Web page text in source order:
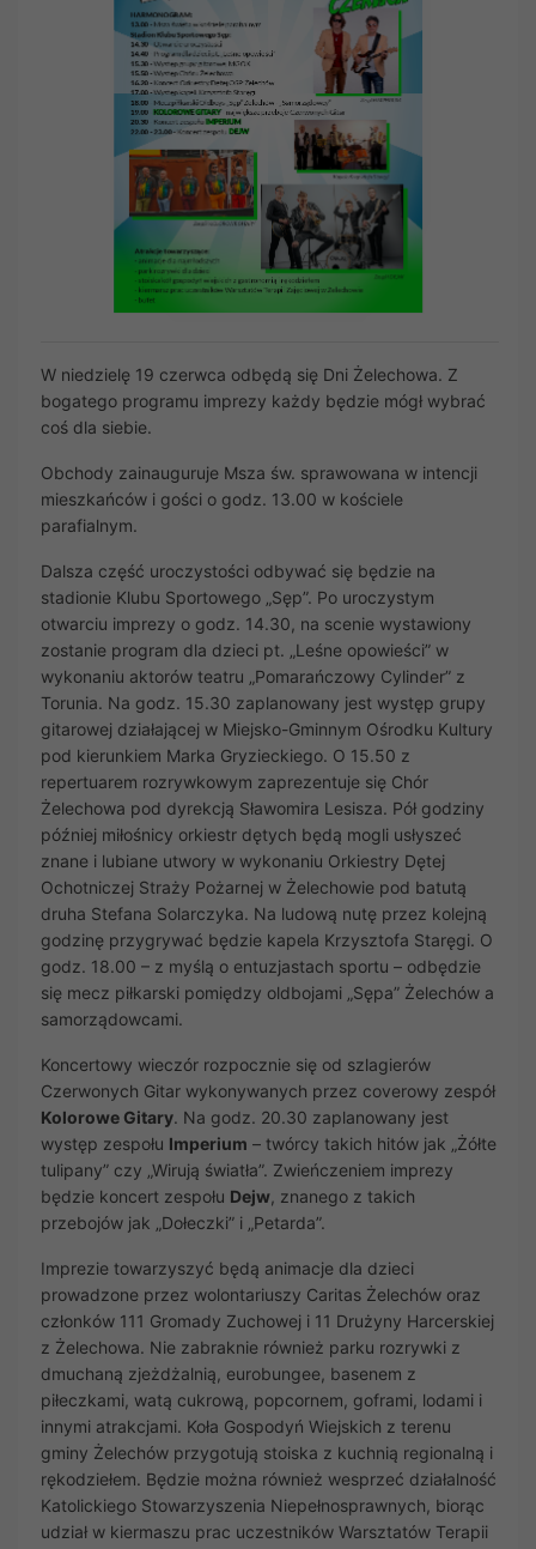
W niedzielę 19 czerwca odbędą się Dni Żelechowa. Z
bogatego programu imprezy każdy będzie mógł wybrać
coś dla siebie.
Obchody zainauguruje Msza św. sprawowana w intencji
mieszkańców i gości o godz. 13.00 w kościele
parafialnym.
Dalsza część uroczystości odbywać się będzie na
stadionie Klubu Sportowego „Sęp”. Po uroczystym
otwarciu imprezy o godz. 14.30, na scenie wystawiony
zostanie program dla dzieci pt. „Leśne opowieści” w
wykonaniu aktorów teatru „Pomarańczowy Cylinder” z
Torunia. Na godz. 15.30 zaplanowany jest występ grupy
gitarowej działającej w Miejsko-Gminnym Ośrodku Kultury
pod kierunkiem Marka Gryzieckiego. O 15.50 z
repertuarem rozrywkowym zaprezentuje się Chór
Żelechowa pod dyrekcją Sławomira Lesisza. Pół godziny
później miłośnicy orkiestr dętych będą mogli usłyszeć
znane i lubiane utwory w wykonaniu Orkiestry Dętej
Ochotniczej Straży Pożarnej w Żelechowie pod batutą
druha Stefana Solarczyka. Na ludową nutę przez kolejną
godzinę przygrywać będzie kapela Krzysztofa Staręgi. O
godz. 18.00 – z myślą o entuzjastach sportu – odbędzie
się mecz piłkarski pomiędzy oldbojami „Sępa” Żelechów a
samorządowcami.
Koncertowy wieczór rozpocznie się od szlagierów
Czerwonych Gitar wykonywanych przez coverowy zespół
Kolorowe Gitary. Na godz. 20.30 zaplanowany jest
występ zespołu Imperium – twórcy takich hitów jak „Żółte
tulipany” czy „Wirują światła”. Zwieńczeniem imprezy
będzie koncert zespołu Dejw, znanego z takich
przebojów jak „Dołeczki” i „Petarda”.
Imprezie towarzyszyć będą animacje dla dzieci
prowadzone przez wolontariuszy Caritas Żelechów oraz
członków 111 Gromady Zuchowej i 11 Drużyny Harcerskiej
z Żelechowa. Nie zabraknie również parku rozrywki z
dmuchaną zjeżdżalnią, eurobungee, basenem z
piłeczkami, watą cukrową, popcornem, goframi, lodami i
innymi atrakcjami. Koła Gospodyń Wiejskich z terenu
gminy Żelechów przygotują stoiska z kuchnią regionalną i
rękodziełem. Będzie można również wesprzeć działalność
Katolickiego Stowarzyszenia Niepełnosprawnych, biorąc
udział w kiermaszu prac uczestników Warsztatów Terapii